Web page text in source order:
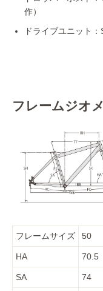
作）
ドライブユニット
フレームジオ
フレームサイズ 50
HA 70.5
SA 74